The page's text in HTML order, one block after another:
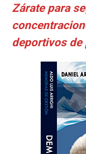
Zárate para
deportivos de